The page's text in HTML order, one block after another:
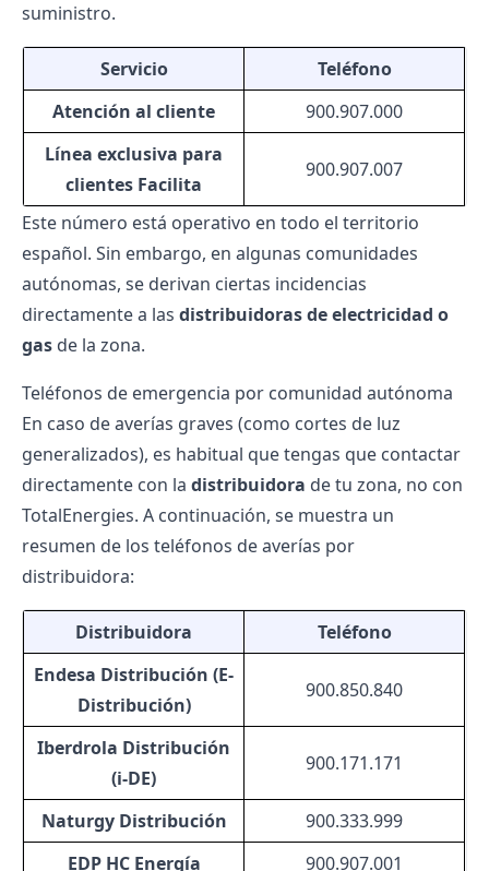
suministro.
Servicio
Teléfono
Atención al cliente
900.907.000
Línea exclusiva para
clientes Facilita
900.907.007
Este número está operativo en todo el territorio
español. Sin embargo, en algunas comunidades
autónomas, se derivan ciertas incidencias
directamente a las distribuidoras de electricidad o
gas de la zona.
Teléfonos de emergencia por comunidad autónoma
En caso de averías graves (como cortes de luz
generalizados), es habitual que tengas que contactar
directamente con la distribuidora de tu zona, no con
TotalEnergies. A continuación, se muestra un
resumen de los teléfonos de averías por
distribuidora:
Distribuidora
Teléfono
Endesa Distribución (E-
Distribución)
900.850.840
Iberdrola Distribución
(i-DE)
900.171.171
Naturgy Distribución
900.333.999
EDP HC Energía
900.907.001